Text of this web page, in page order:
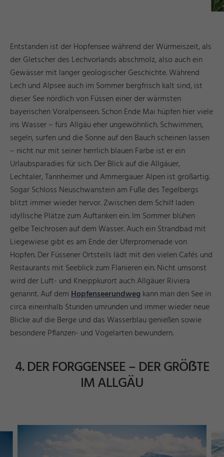
Entstanden ist der Hopfensee während der Würmeiszeit, als
der Gletscher des Lechvorlands abschmolz, also auch ein
Gewässer mit langer geologischer Geschichte. Während
Lech und Alpsee auch im Sommer bergfrisch kalt sind, ist
dieser See nördlich von Füssen einer der wärmsten
bayerischen Voralpenseen. Schon Ende Mai hüpfen hier viele
ins Wasser – fürs Allgäu eher ungewöhnlich. Schwimmen,
segeln, surfen und die Sonne auf den Bauch scheinen lassen
– nicht nur mit seiner herrlich blauen Farbe ist er ein
Urlaubsparadies für sich. Der Blick auf die Allgäuer,
Lechtaler, Tannheimer und Ammergauer Alpen ist großartig.
Sogar Schloss Neuschwanstein am Fuße des Tegelbergs
blitzt immer wieder hervor. Zwischen dem Schilf laden
idyllische Plätze zum Auftanken ein. Im Sommer blühen
gelbe Teichrosen auf dem Wasser. Auch ein Strandbad mit
Liegewiese gibt es am Ende der Uferpromenade von
Hopfen. Der Füssener Ortsteils lädt mit den vielen Cafés und
Restaurants mit Seeblick zum Flanieren ein. Nicht umsonst
wird der Luft- und Kneippkurort auch Allgäuer Riviera
genannt. Auf demHopfenseerundweg kann man den See in
circa eineinhalb Stunden umrunden und immer wieder neue
Blicke auf die Berge und das Wasserblau genießen sowie
besondere Pflanzen- und Vogelarten bewundern.
4. DER FORGGENSEE – DER GRÖẞTE
IM ALLGÄU